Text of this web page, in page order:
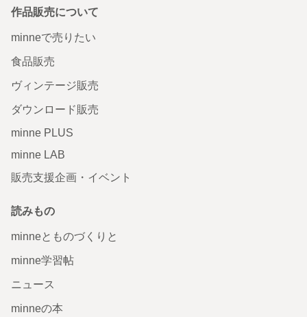
作品販売について
minneで売りたい
食品販売
ヴィンテージ販売
ダウンロード販売
minne PLUS
minne LAB
販売支援企画・イベント
読みもの
minneとものづくりと
minne学習帖
ニュース
minneの本